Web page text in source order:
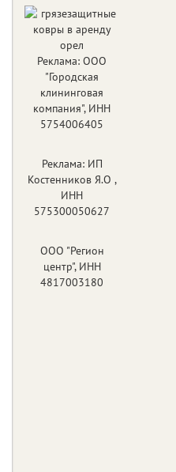
Реклама: ООО
"Городская
клининговая
компания", ИНН
5754006405
Реклама: ИП
Костенников Я.О ,
ИНН
575300050627
ООО "Регион
центр", ИНН
4817003180